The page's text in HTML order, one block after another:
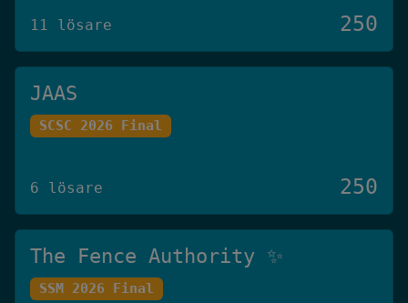
11 lösare 250
JAAS
SCSC 2026 Final
6 lösare 250
The Fence Authority ✨
SSM 2026 Final